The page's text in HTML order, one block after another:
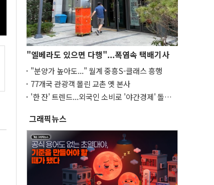
영길엔 “사람 고쳐 쓰는 거 아냐” | 26.08.08 더
불어민주당 당대표·최고위원 후보 인천 합동연
"엘베라도 있으면 다행"...폭염속 택배기사
"분양가 높아도..." 월계 중흥S-클래스 흥행
77개국 관광객 몰린 교촌 옛 본사
'한 잔' 트렌드...외국인 소비로 '야간경제' 돌파
그래픽뉴스